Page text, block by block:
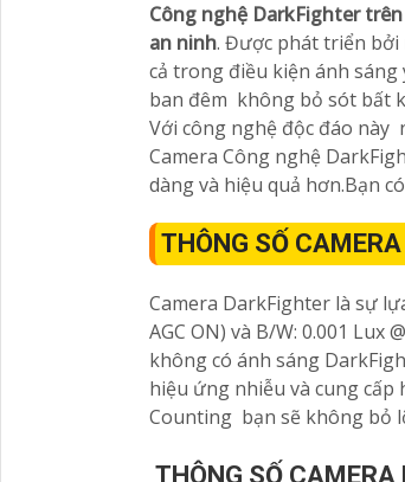
Công nghệ DarkFighter
an ninh. Được phát triển bởi
cả trong điều kiện ánh sáng
ban đêm không bỏ sót bất
Với công nghệ độc đáo này
Camera Công nghệ
dàng và hiệu quả hơn.Bạn
THÔNG SỐ
Camera DarkFighter là sự
AGC ON) và B/W: 0.001 Lux
không có ánh sáng
hiệu ứng nhiễu và cung
Counting bạn sẽ không bỏ
THÔNG SỐ CAMERA